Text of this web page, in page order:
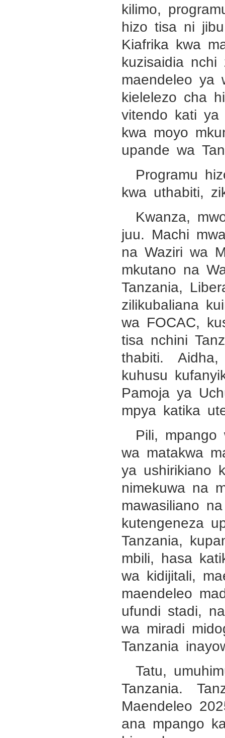
kilimo,
hizo tisa ni
Kiafrika kwa
kuzisaidia
maendeleo
kielelezo cha
vitendo kati
kwa moyo
upande wa
Programu
kwa uthabiti,
Kwanza,
juu. Machi
na Waziri wa
mkutano na
Tanzania,
zilikubaliana
wa FOCAC,
tisa nchini
thabiti. Aidha,
kuhusu
Pamoja ya
mpya katika
Pili,
wa matakwa
ya ushirikiano
nimekuwa na
mawasiliano
kutengeneza
Tanzania,
mbili, hasa
wa kidijitali,
maendeleo
ufundi stadi,
wa miradi
Tanzania
Tatu,
Tanzania.
Maendeleo
ana mpango